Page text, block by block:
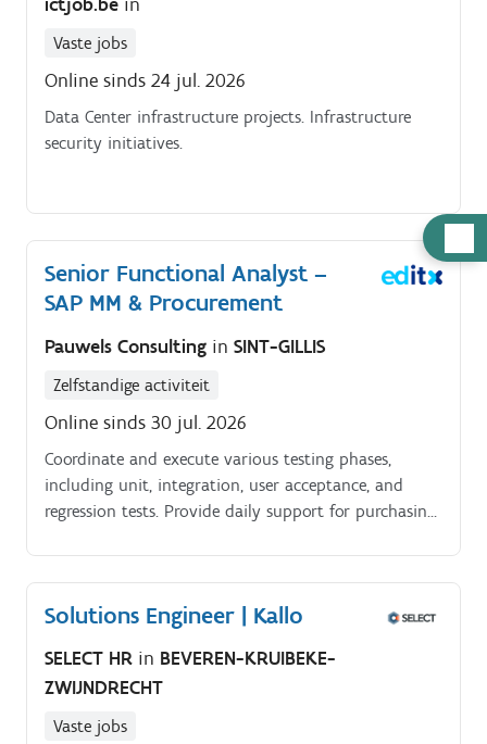
Vaste jobs
Online sinds 24 jul. 2026
Data Center infrastructure projects. Infrastructure
security initiatives.
Senior Functional Analyst –
SAP MM & Procurement
Pauwels Consulting in SINT-GILLIS
Zelfstandige activiteit
Online sinds 30 jul. 2026
Coordinate and execute various testing phases,
including unit, integration, user acceptance, and
regression tests. Provide daily support for purchasing
interfaces via SAP Solution Manager.
Solutions Engineer | Kallo
SELECT HR in BEVEREN-KRUIBEKE-
ZWIJNDRECHT
Vaste jobs